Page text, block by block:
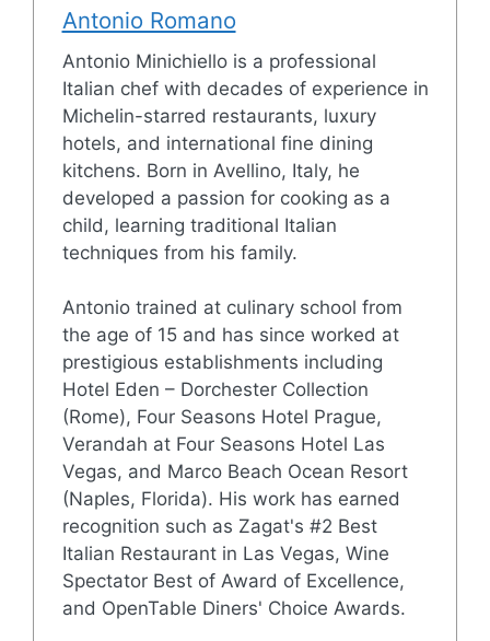
Antonio Romano
Antonio Minichiello is a professional
Italian chef with decades of experience in
Michelin-starred restaurants, luxury
hotels, and international fine dining
kitchens. Born in Avellino, Italy, he
developed a passion for cooking as a
child, learning traditional Italian
techniques from his family.
Antonio trained at culinary school from
the age of 15 and has since worked at
prestigious establishments including
Hotel Eden – Dorchester Collection
(Rome), Four Seasons Hotel Prague,
Verandah at Four Seasons Hotel Las
Vegas, and Marco Beach Ocean Resort
(Naples, Florida). His work has earned
recognition such as Zagat's #2 Best
Italian Restaurant in Las Vegas, Wine
Spectator Best of Award of Excellence,
and OpenTable Diners' Choice Awards.